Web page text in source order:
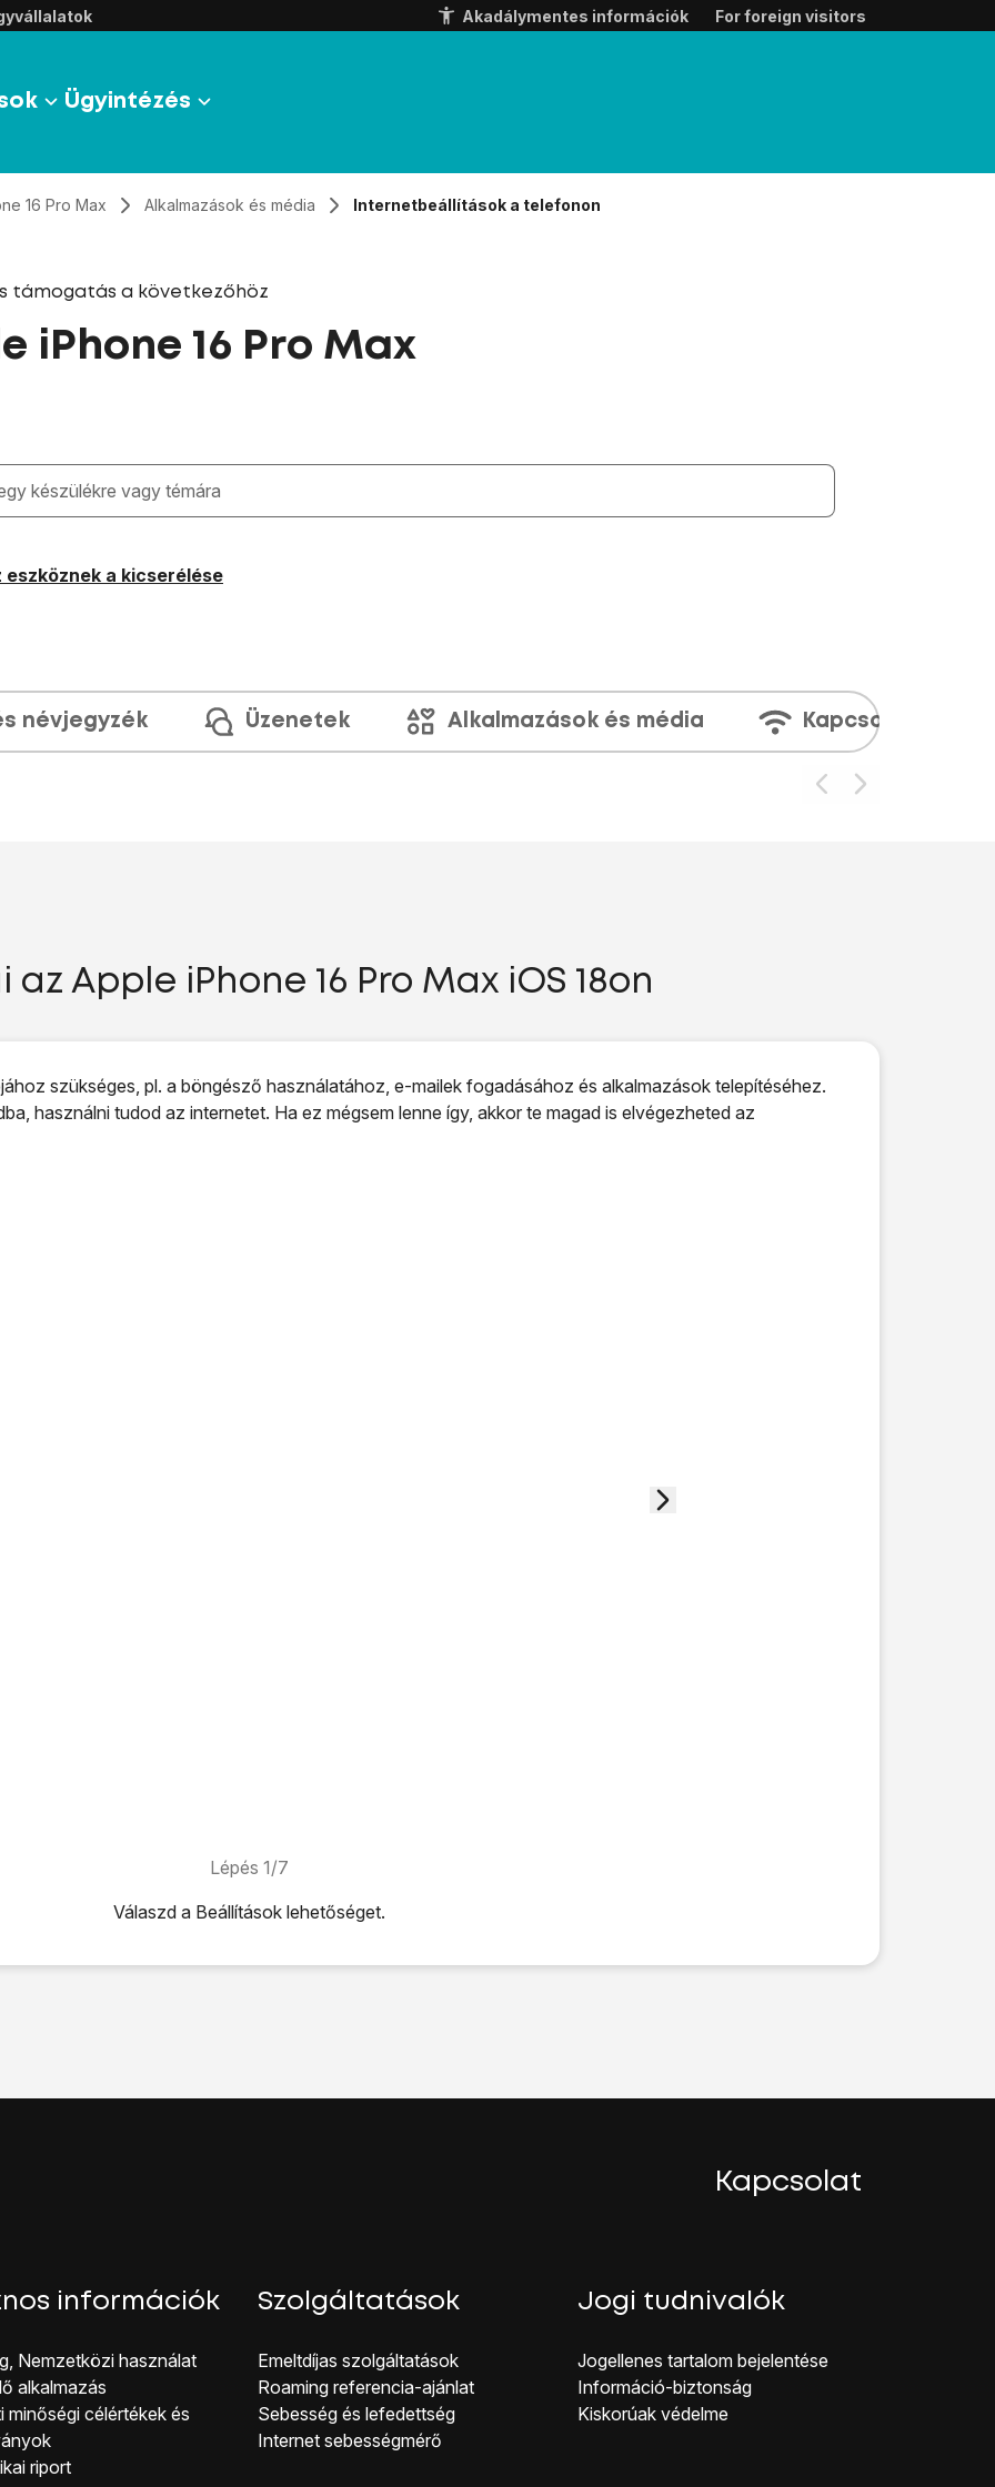
Akadálymentes információk For foreign visitors
Ügyintézés
16 Pro Max Alkalmazások és média Internetbeállítások a telefonon
támogatás a következőhöz
iPhone 16 Pro Max
megjelennek a keresési javaslatok a mező alatt
eszköznek a kicserélése
névjegyzék Üzenetek Alkalmazások és média Kapcsolatok
Apple iPhone 16 Pro Max iOS 18on
szükséges, pl. a böngésző használatához, e-mailek fogadásához és alkalmazások telepítéséhez.
használni tudod az internetet. Ha ez mégsem lenne így, akkor te magad is elvégezheted az
Lépés 1/7
Válaszd a Beállításoklehetőséget.
lehetőséget.
Kapcsolat
információk
Nemzetközi használat
alkalmazás
minőségi célérté kek és
riport
Szolgáltatások
Emeltdíjas szolgáltatások
Roaming referencia-ajánlat
Sebesség és lefedettség
Internet sebességmérő
Jogi tudnivalók
Jogellenes ta rtalom bejelentése
Inf ormáció-biztonság
Kiskorúak véd elme